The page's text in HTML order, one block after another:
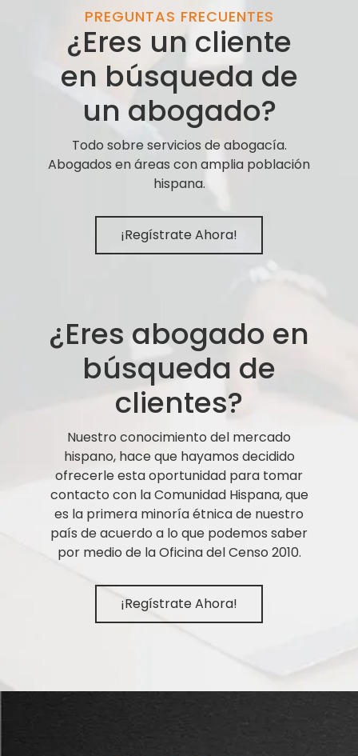
PREGUNTAS FRECUENTES
¿Eres un cliente
en búsqueda de
un abogado?
Todo sobre servicios de abogacía.
Abogados en áreas con amplia población
hispana.
¡Regístrate Ahora!
¿Eres abogado en
búsqueda de
clientes?
Nuestro conocimiento del mercado
hispano, hace que hayamos decidido
ofrecerle esta oportunidad para tomar
contacto con la Comunidad Hispana, que
es la primera minoría étnica de nuestro
país de acuerdo a lo que podemos saber
por medio de la Oficina del Censo 2010.
¡Regístrate Ahora!